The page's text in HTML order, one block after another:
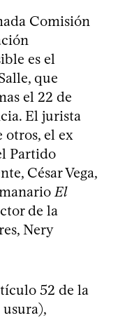
Comisión
es el
que
el 22 de
El jurista
otros, el ex
Partido
César Vega,
El
de la
Nery
52 de la